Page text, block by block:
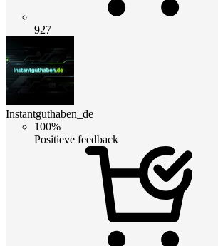
927
Instantguthaben_de
100%
Positieve feedback